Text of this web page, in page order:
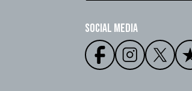
Social Media